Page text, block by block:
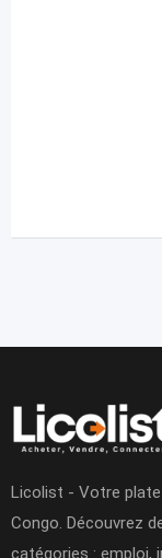
Licolist - Votre
Congo. Découvrez
catégories : emploi,